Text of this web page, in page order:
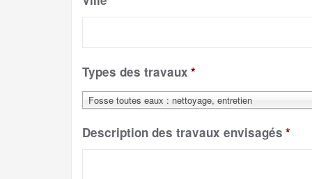
Types des travaux *
Fosse toutes eaux : nettoyage, entretien
Description des travaux envisagés *